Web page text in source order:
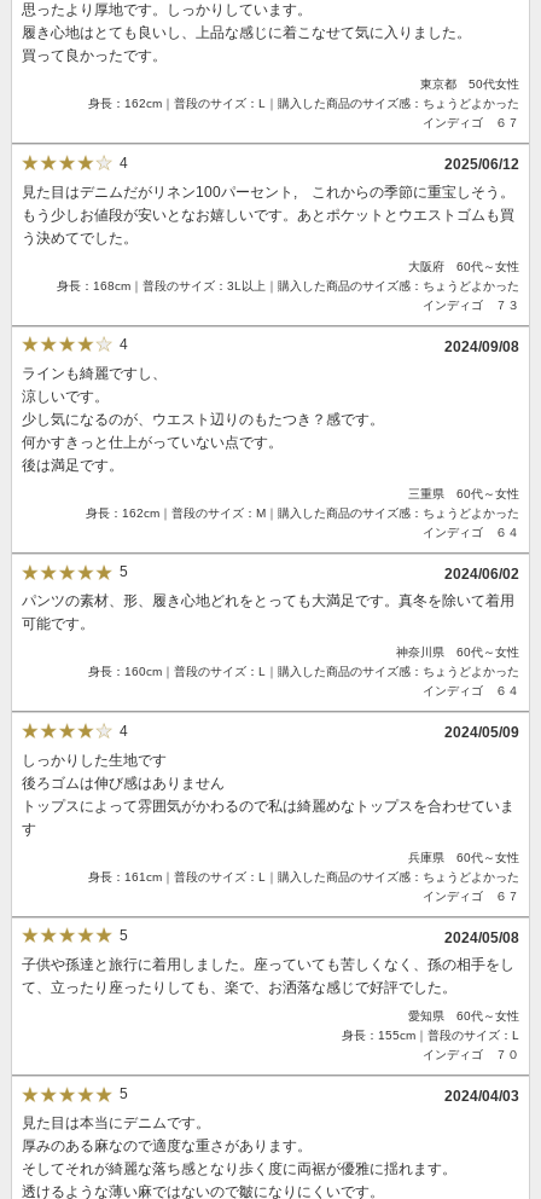
思ったより厚地です。しっかりしています。
履き心地はとても良いし、上品な感じに着こなせて気に入りました。
買って良かったです。
東京都 50代女性
身長：162cm｜普段のサイズ：L｜購入した商品のサイズ感：ちょうどよかった
インディゴ ６７
4
2025/06/12
見た目はデニムだがリネン100パーセント, これからの季節に重宝しそう。
もう少しお値段が安いとなお嬉しいです。あとポケットとウエストゴムも買
う決めてでした。
大阪府 60代～女性
身長：168cm｜普段のサイズ：3L以上｜購入した商品のサイズ感：ちょうどよかった
インディゴ ７３
4
2024/09/08
ラインも綺麗ですし、
涼しいです。
少し気になるのが、ウエスト辺りのもたつき？感です。
何かすきっと仕上がっていない点です。
後は満足です。
三重県 60代～女性
身長：162cm｜普段のサイズ：M｜購入した商品のサイズ感：ちょうどよかった
インディゴ ６４
5
2024/06/02
パンツの素材、形、履き心地どれをとっても大満足です。真冬を除いて着用
可能です。
神奈川県 60代～女性
身長：160cm｜普段のサイズ：L｜購入した商品のサイズ感：ちょうどよかった
インディゴ ６４
4
2024/05/09
しっかりした生地です
後ろゴムは伸び感はありません
トップスによって雰囲気がかわるので私は綺麗めなトップスを合わせていま
す
兵庫県 60代～女性
身長：161cm｜普段のサイズ：L｜購入した商品のサイズ感：ちょうどよかった
インディゴ ６７
5
2024/05/08
子供や孫達と旅行に着用しました。座っていても苦しくなく、孫の相手をし
て、立ったり座ったりしても、楽で、お洒落な感じで好評でした。
愛知県 60代～女性
身長：155cm｜普段のサイズ：L
インディゴ ７０
5
2024/04/03
見た目は本当にデニムです。
厚みのある麻なので適度な重さがあります。
そしてそれが綺麗な落ち感となり歩く度に両裾が優雅に揺れます。
透けるような薄い麻ではないので皺になりにくいです。